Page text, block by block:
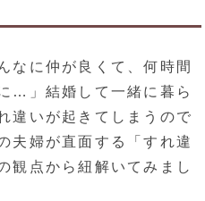
なに仲が良くて、何時間
…」結婚して一緒に暮ら
違いが起きてしまうので
夫婦が直面する「すれ違
観点から紐解いてみまし